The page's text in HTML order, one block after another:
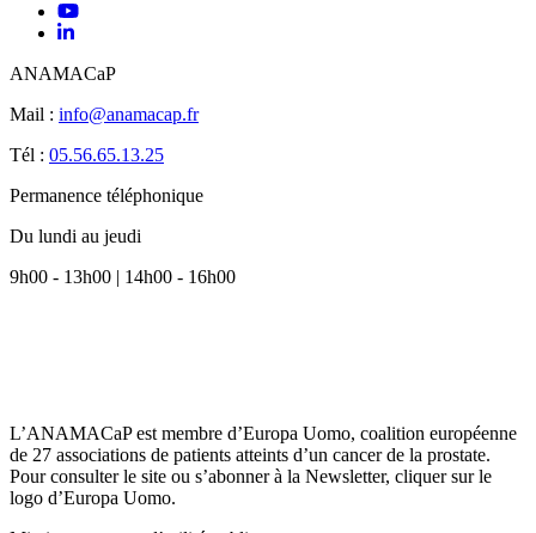
ANAMACaP
Mail : info@anamacap.fr
Tél : 05.56.65.13.25
Permanence téléphonique
Du lundi au jeudi
9h00 - 13h00 | 14h00 - 16h00
L’ANAMACaP est membre d’Europa Uomo, coalition européenne
de 27 associations de patients atteints d’un cancer de la prostate.
Pour consulter le site ou s’abonner à la Newsletter, cliquer sur le
logo d’Europa Uomo.